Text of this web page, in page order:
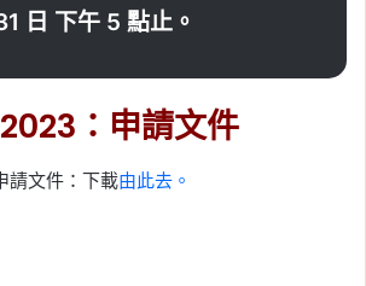
日 下午 5 點止。
：申請文件
請文件：下載由此去。